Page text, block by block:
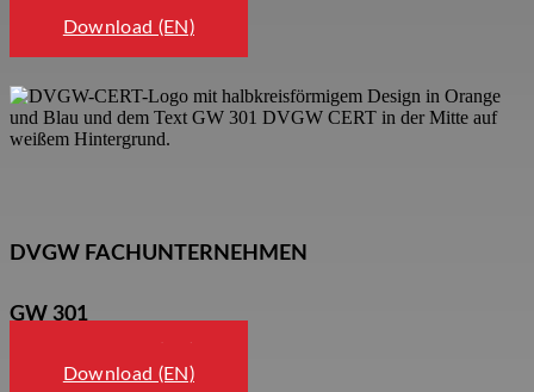
Download (EN)
DVGW FACHUNTERNEHMEN
GW 301
Download (EN)